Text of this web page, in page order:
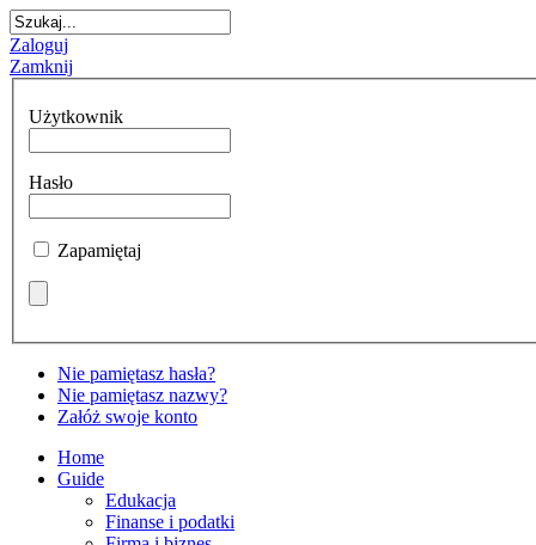
Zaloguj
Zamknij
Użytkownik
Hasło
Zapamiętaj
Nie pamiętasz hasła?
Nie pamiętasz nazwy?
Załóż swoje konto
Home
Guide
Edukacja
Finanse i podatki